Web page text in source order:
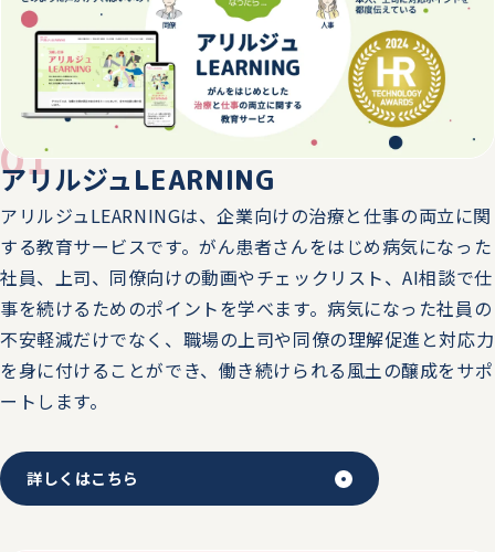
1/20（火）～1/21（水）第1回バックオフィスDXPO横
浜'26に、ブースを出展します。
2025.12.08 トピックス
12/10（水）～12/11（木）強い総務のパートナー2026に
て、「労働施策総合推進法の改正で企業に起こる影響と
は 治療と仕事の両立支援で今から取り組むべきこと」と
「喫煙率0.3%のノウハウから学ぶ 卒煙施策の推進に重
要な3つの柱とは」の講演をします。
2025.11.21
11/29（土）徳島県北島町の「2025ゆめコラ 地域まるご
01
アリルジュLEARNING
アリルジュLEARNINGは、企業向けの治療と仕事の両立に関
する教育サービスです。がん患者さんをはじめ病気になった
社員、上司、同僚向けの動画やチェックリスト、AI相談で仕
事を続けるためのポイントを学べます。病気になった社員の
不安軽減だけでなく、職場の上司や同僚の理解促進と対応力
を身に付けることができ、働き続けられる風土の醸成をサポ
ートします。
詳しくはこちら